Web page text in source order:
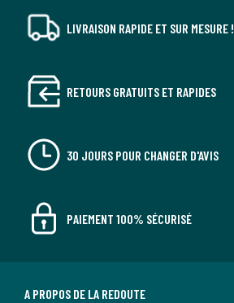
LIVRAISON RAPIDE ET SUR MESURE !
RETOURS GRATUITS ET RAPIDES
30 JOURS POUR CHANGER D'AVIS
PAIEMENT 100% SÉCURISÉ
A PROPOS DE LA REDOUTE